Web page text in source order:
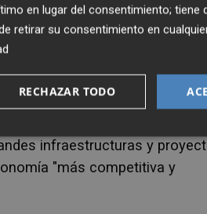
la reconstrucción de
de 400 millones a través de
infraestructuras y
"más competitiva y
en lugar del consentimiento; tiene
retirar su consentimiento en
RECHAZAR TODO